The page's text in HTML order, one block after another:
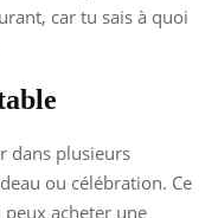
car tu sais à quoi
dans plusieurs
ou célébration. Ce
peux acheter une